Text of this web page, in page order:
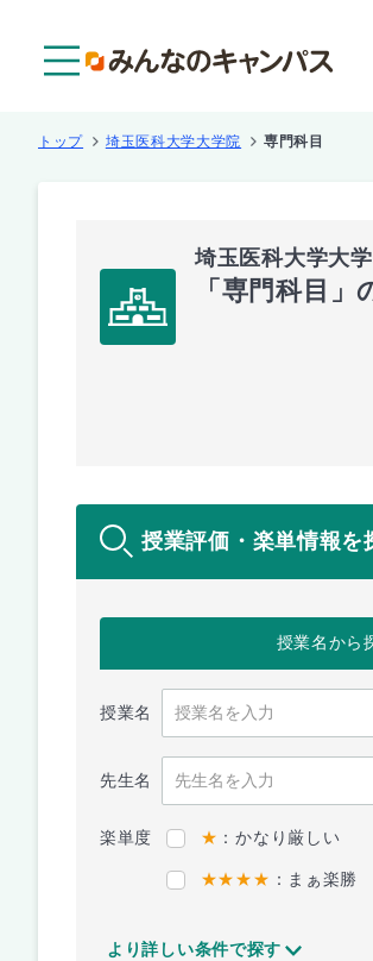
トップ 埼玉医科大学大学院 専門科目
埼玉医科大学大
「専門科目
授業評価・楽単情報を
授業名から
授業名
先生名
楽単度 ★ ：かなり厳しい
★★★★ ：まぁ楽勝
より詳しい条件で探す